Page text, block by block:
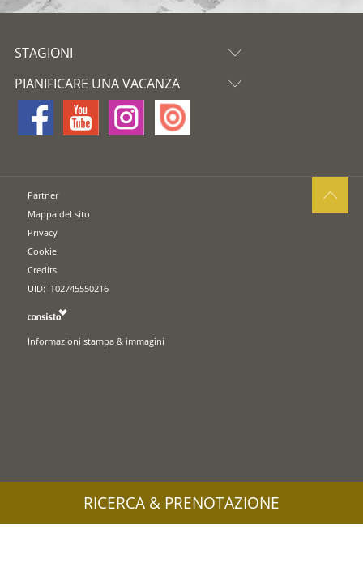
STAGIONI
PIANIFICARE UNA VACANZA
Partner
Mappa del sito
Privacy
Cookie
Credits
UID: IT02745550216
Informazioni stampa & immagini
RICERCA & PRENOTAZIONE